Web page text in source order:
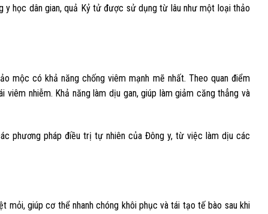
y học dân gian, quả Kỷ tử được sử dụng từ lâu như một loại thảo
mộc có khả năng chống viêm mạnh mẽ nhất. Theo quan điểm
nhiễm. Khả năng làm dịu gan, giúp làm giảm căng thẳng và
phương pháp điều trị tự nhiên của Đông y, từ việc làm dịu các
mỏi, giúp cơ thể nhanh chóng khôi phục và tái tạo tế bào sau khi